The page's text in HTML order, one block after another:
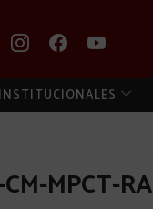
MPCT-RA